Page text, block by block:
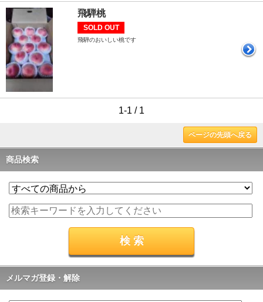
飛騨桃
SOLD OUT
飛騨のおいしい桃です
1-1 / 1
ページの先頭へ戻る
商品検索
メルマガ登録・解除